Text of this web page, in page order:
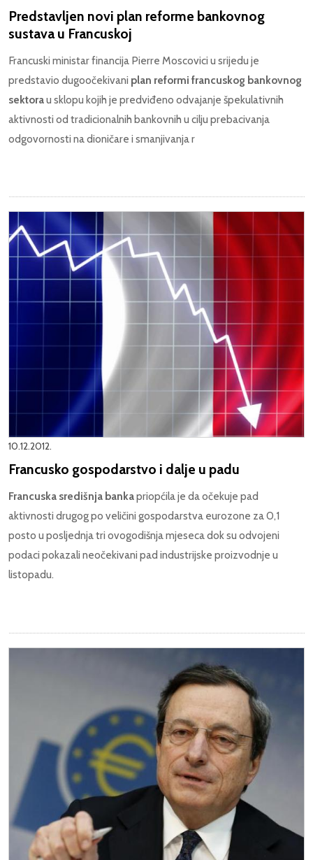
Predstavljen novi plan reforme bankovnog
sustava u Francuskoj
Francuski ministar financija Pierre Moscovici u srijedu je
predstavio dugoočekivani plan reformi francuskog bankovnog
sektorau sklopu kojih je predviđeno odvajanje špekulativnih
aktivnosti od tradicionalnih bankovnih u cilju prebacivanja
odgovornosti na dioničare i smanjivanja r
10.12.2012.
Francusko gospodarstvo i dalje u padu
Francuska središnja bankapriopćila je da očekuje pad
aktivnosti drugog po veličini gospodarstva eurozone za 0,1
posto u posljednja tri ovogodišnja mjeseca dok su odvojeni
podaci pokazali neočekivani pad industrijske proizvodnje u
listopadu.